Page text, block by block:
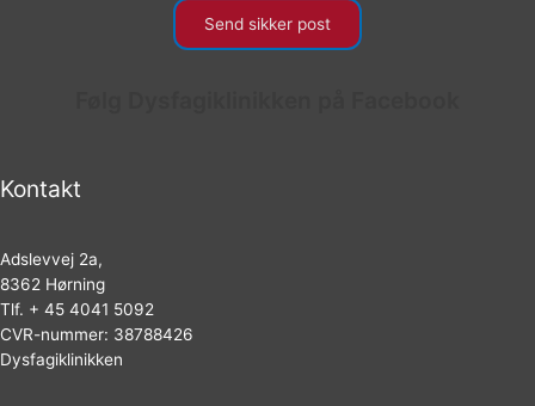
Send sikker post
Kontakt
Adslevvej 2a,
8362 Hørning
Tlf. + 45 4041 5092
CVR-nummer: 38788426
Dysfagiklinikken